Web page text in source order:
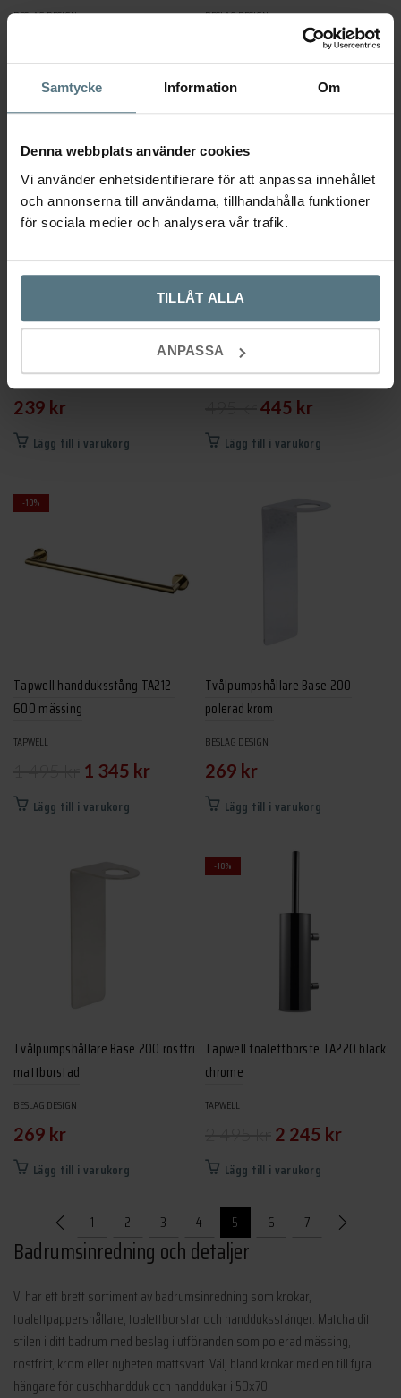
Samtycke Information Om
Denna webbplats använder cookies
Vi använder enhetsidentifierare för att anpassa innehållet
och annonserna till användarna, tillhandahålla funktioner
för sociala medier och analysera vår trafik.
TILLÅT ALLA
ANPASSA
BESLAG DESIGN
Lägg till i varukorg
BESLAG DESIGN
Lägg till i varukorg
Krok Base 220 polerad mässing 3
BESLAG DESIGN
239 kr
Lägg till i varukorg
Tapwell krok TA241 brushed black
chrome 2-p
TAPWELL
Det
ursprungliga
445 krDet
nuvarande
Lägg till i varukorg
-10%
Tapwell handduksstång TA212-
600 mässing
TAPWELL
Det
ursprungliga
1 345 krDet
nuvarande
Lägg till i varukorg
Tvålpumpshållare Base 200
polerad krom
BESLAG DESIGN
269 kr
Lägg till i varukorg
Tvålpumpshållare Base 200 rostfri
mattborstad
BESLAG DESIGN
269 kr
Lägg till i varukorg
-10%
Tapwell toalettborste TA220 black
chrome
TAPWELL
Det
ursprungliga
2 245 krDet
är:
Lägg till i varukorg
1 2 3 4 5 6 7
Badrumsinredning och detaljer
Vi har ett brett sortiment av badrumsinredning som krokar,
toalettpappershållare, toalettborstar och handduksstänger. Matcha ditt
stilen i ditt badrum med beslag i utföranden som polerad mässing,
rostfritt, krom eller nyheten mattsvart. Välj bland krokar med en till fyra
hängare för duschhandduk och handdukar i 50x70.